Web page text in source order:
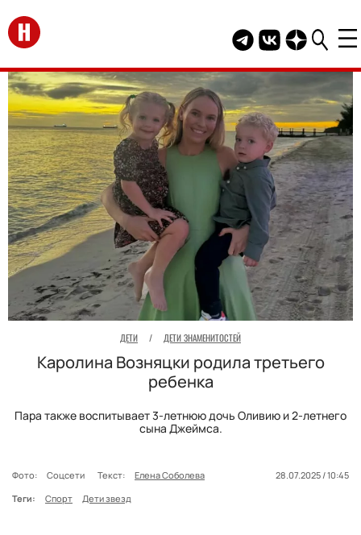
Перейти на главную
Telegram канал
Группа HELLO
Канал
ДЕТИ / ДЕТИ ЗНАМЕНИТОСТЕЙ
Каролина Возняцки родила третьего
ребенка
Пара также воспитывает 3-летнюю дочь Оливию и 2-летнего
сына Джеймса.
Фото: Соцсети Текст: Елена Соболева
28.07.2025 / 10:45
Теги:
Спорт Дети звезд